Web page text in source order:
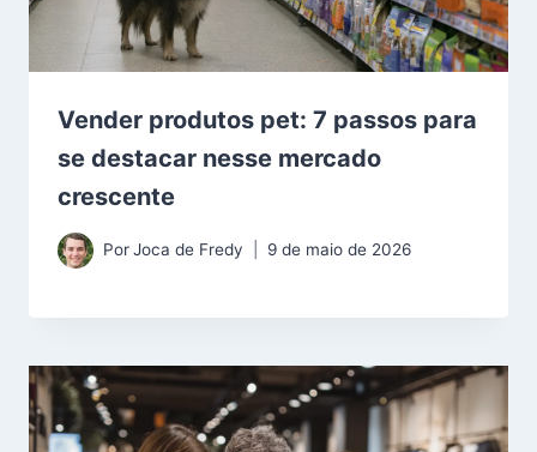
Vender produtos pet: 7 passos para
se destacar nesse mercado
crescente
PorJoca de Fredy 9 de maio de 2026